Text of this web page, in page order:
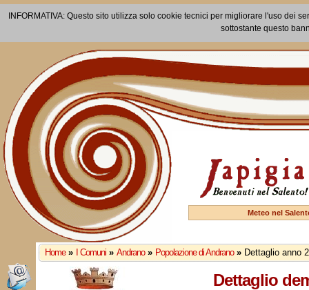
INFORMATIVA: Questo sito utilizza solo cookie tecnici per migliorare l'uso dei
sottostante questo
Meteo nel
Home » I Comuni » Andrano » Popolazione di Andrano » Dettaglio anno
Dettaglio